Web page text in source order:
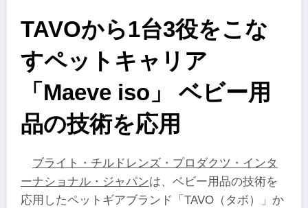
TAVOから1台3役をこな
すペットキャリア
「Maeve iso」 ベビー用
品の技術を応用
ブライト・チルドレンズ・プロダクツ・インタ
ーナショナル・ジャパンは、ベビー用品の技術を
応用したペットギアブランド「TAVO（タボ）」か